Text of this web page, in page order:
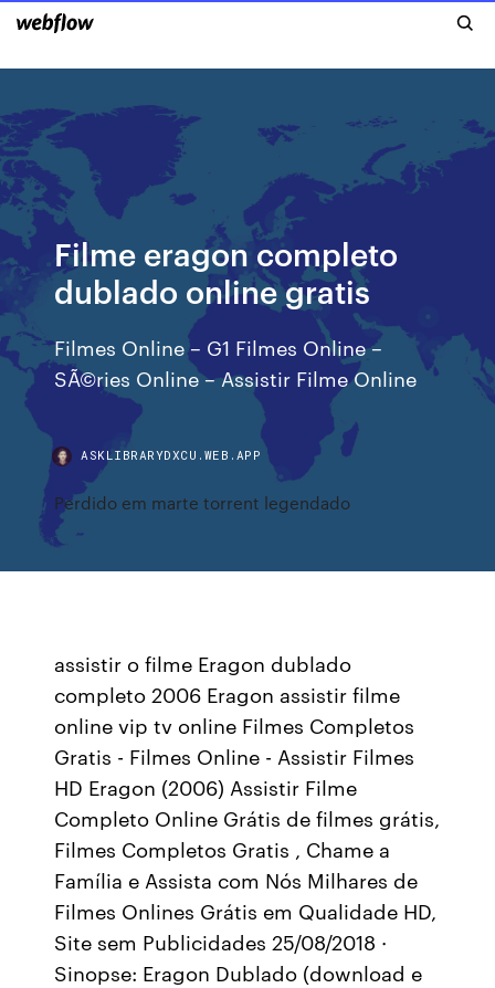
Filme eragon completo
dublado online gratis
Filmes Online – G1 Filmes Online –
SÃ©ries Online – Assistir Filme Online
ASKLIBRARYDXCU.WEB.APP
Perdido em marte torrent legendado
assistir o filme Eragon dublado
completo 2006 Eragon assistir filme
online vip tv online Filmes Completos
Gratis - Filmes Online - Assistir Filmes
HD Eragon (2006) Assistir Filme
Completo Online Grátis de filmes grátis,
Filmes Completos Gratis , Chame a
Família e Assista com Nós Milhares de
Filmes Onlines Grátis em Qualidade HD,
Site sem Publicidades 25/08/2018 ·
Sinopse: Eragon Dublado (download e